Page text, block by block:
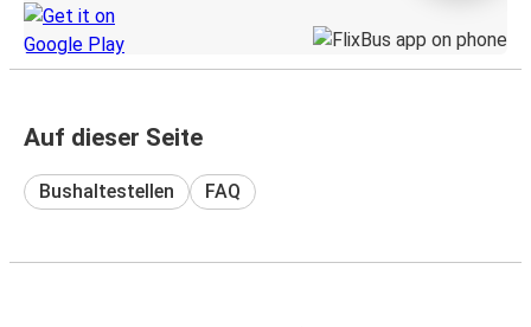
Auf dieser Seite
Bushaltestellen FAQ